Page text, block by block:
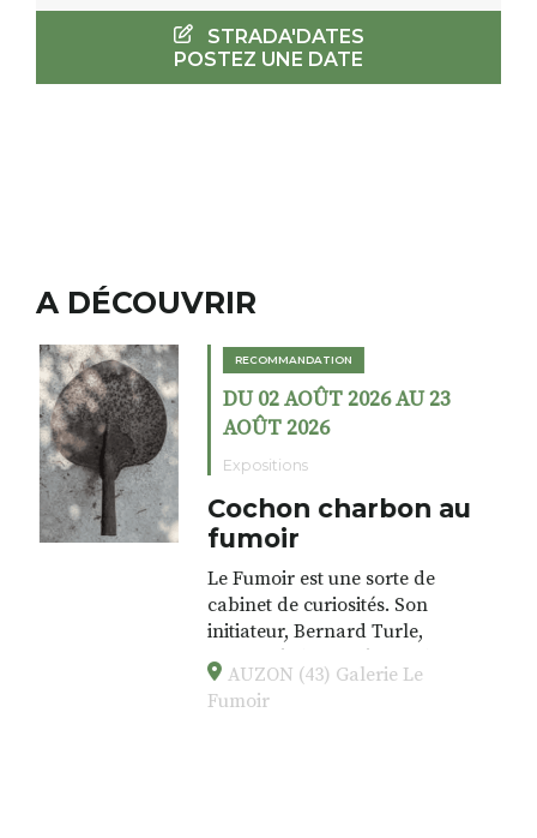
STRADA'DATES
POSTEZ UNE DATE
A DÉCOUVRIR
RECOMMANDATION
DU 02 AOÛT 2026 AU 23
AOÛT 2026
Expositions
Cochon charbon au
fumoir
Le Fumoir est une sorte de
cabinet de curiosités. Son
initiateur, Bernard Turle,
s’amuse à donner à voir des
associations fertiles, graves ou
drôles, parfois fumeuses. Des
AUZON (43) Galerie Le
Fumoir